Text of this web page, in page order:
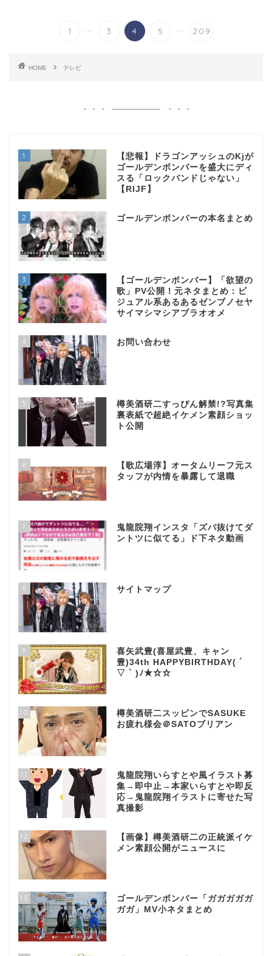
1 ... 3 4 5 ... 209
HOME テレビ
1
【悲報】ドラゴンアッシュのKjが
ゴールデンボンバーを盛大にディ
スる「ロックバンドじゃない」
【RIJF】
2 ゴールデンボンバーの本名まとめ
3
【ゴールデンボンバー】「欲望の
歌」PV公開！元ネタまとめ：ビ
ジュアル系あるあるゼンブノセヤ
サイマシマシアブラオオメ
4 お問い合わせ
5
樽美酒研二すっぴん解禁!?写真集
裏表紙で超絶イケメン素顔ショッ
ト公開
6
【歌広場淳】オータムリーフ元ス
タッフが内情を暴露して退職
7
鬼龍院翔インスタ「ズバ抜けてダ
ントツに似てる」ド下ネタ動画
8 サイトマップ
9
喜矢武豊(喜屋武豊、キャン
豊)34th HAPPYBIRTHDAY( ´
▽ ` )ﾉ★☆☆
10
樽美酒研二スッピンでSASUKE
お疲れ様会＠SATOブリアン
11
鬼龍院翔いらすとや風イラスト募
集→即中止→本家いらすとや即反
応→鬼龍院翔イラストに寄せた写
真撮影
12
【画像】樽美酒研二の正統派イケ
メン素顔公開がニュースに
13
ゴールデンボンバー「ガガガガガ
ガガ」MV小ネタまとめ